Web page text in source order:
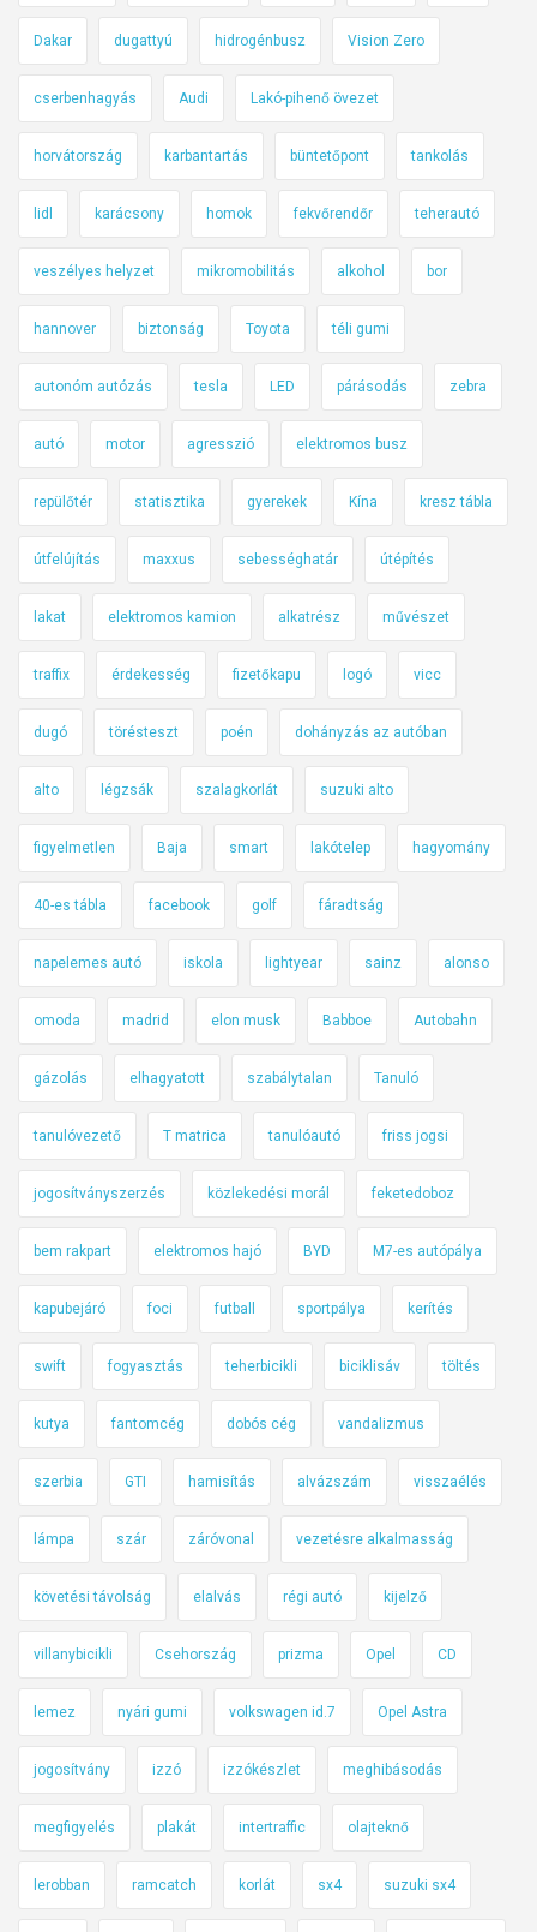
Dakar dugattyú hidrogénbusz Vision Zero
cserbenhagyás Audi Lakó-pihenő övezet
horvátország karbantartás büntetőpont tankolás
lidl karácsony homok fekvőrendőr teherautó
veszélyes helyzet mikromobilitás alkohol bor
hannover biztonság Toyota téli gumi
autonóm autózás tesla LED párásodás zebra
autó motor agresszió elektromos busz
repülőtér statisztika gyerekek Kína kresz tábla
útfelújítás maxxus sebességhatár útépítés
lakat elektromos kamion alkatrész művészet
traffix érdekesség fizetőkapu logó vicc
dugó törésteszt poén dohányzás az autóban
alto légzsák szalagkorlát suzuki alto
figyelmetlen Baja smart lakótelep hagyomány
40-es tábla facebook golf fáradtság
napelemes autó iskola lightyear sainz alonso
omoda madrid elon musk Babboe Autobahn
gázolás elhagyatott szabálytalan Tanuló
tanulóvezető T matrica tanulóautó friss jogsi
jogosítványszerzés közlekedési morál feketedoboz
bem rakpart elektromos hajó BYD M7-es autópálya
kapubejáró foci futball sportpálya kerítés
swift fogyasztás teherbicikli biciklisáv töltés
kutya fantomcég dobós cég vandalizmus
szerbia GTI hamisítás alvázszám visszaélés
lámpa szár záróvonal vezetésre alkalmasság
követési távolság elalvás régi autó kijelző
villanybicikli Csehország prizma Opel CD
lemez nyári gumi volkswagen id.7 Opel Astra
jogosítvány izzó izzókészlet meghibásodás
megfigyelés plakát intertraffic olajteknő
lerobban ramcatch korlát sx4 suzuki sx4